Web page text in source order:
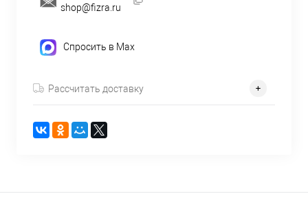
shop@fizra.ru
Спросить в Max
Рассчитать доставку